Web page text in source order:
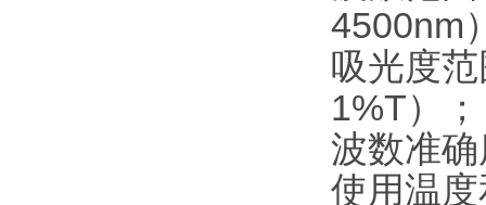
4500nm
吸光度
1%T）；
波数准
使用温